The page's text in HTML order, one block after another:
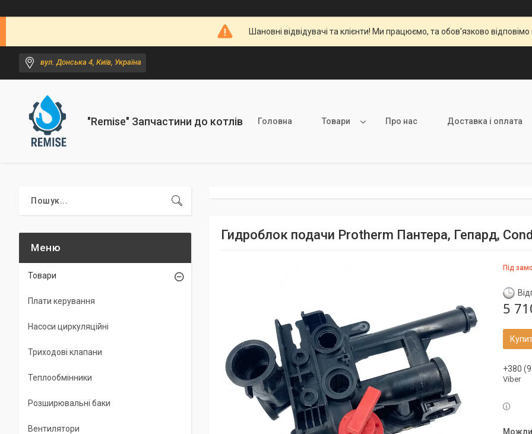
Шановні відвідувачі та клієнти! Ми працюємо, та обов'язково відповімо
вул. Донська 4, Київ, Україна
"Remise" Запчастини до котлів Головна Товари Про нас Доставка і оплата
Гидроблок подачи Protherm Пантера, Гепард,
Під
5
+380
Viber
Товари
Плати керування
Насоси циркуляційні
Триходові клапани
Теплообмінники
Розширювальні баки
Вентилятори